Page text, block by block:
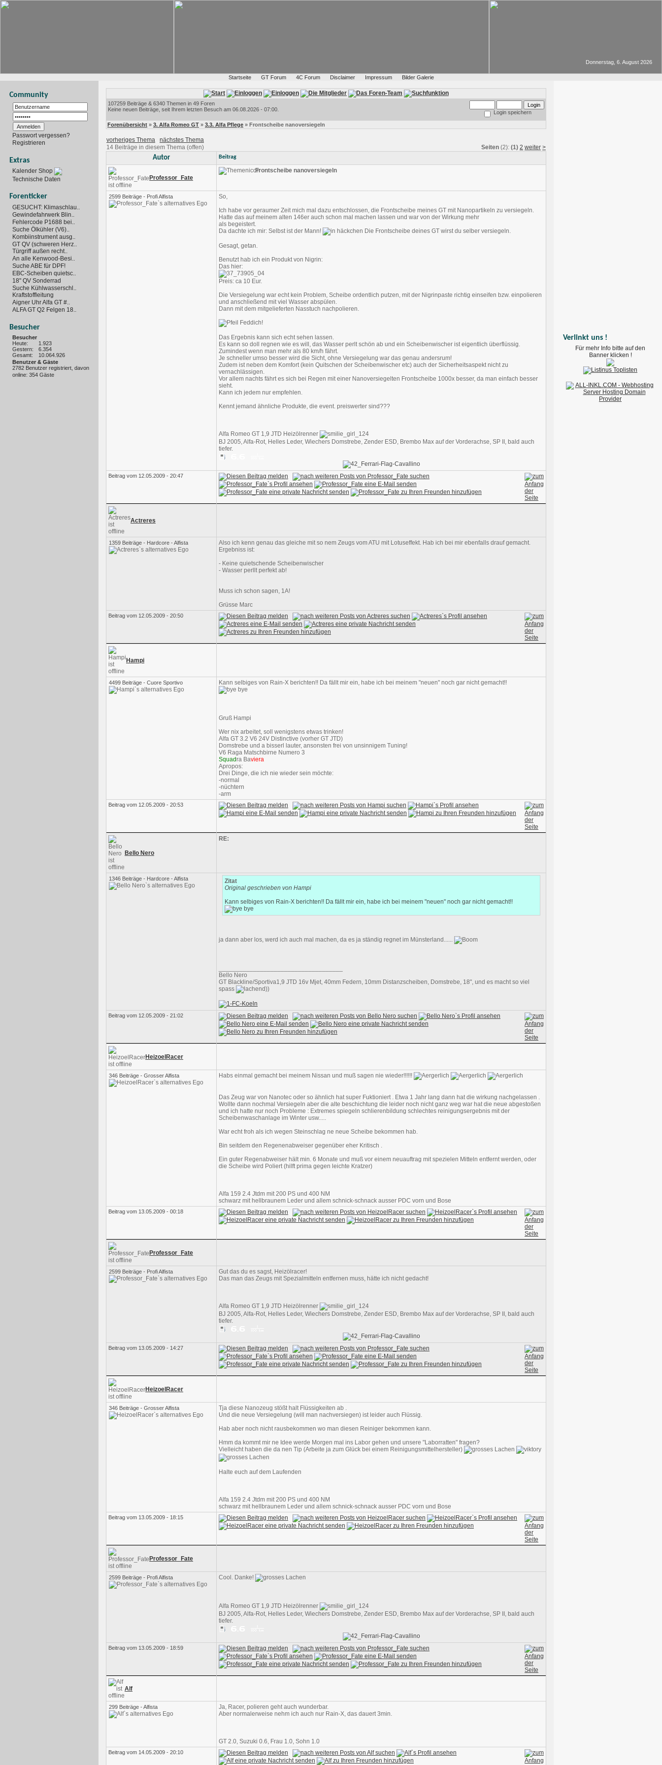
Startseite GT Forum 4C Forum Disclaimer Impressum Bilder Galerie
Donnerstag, 6. August 2026
Community
Passwort vergessen?
Registrieren
Extras
Kalender Shop
Technische Daten
Forenticker
GESUCHT: Klimaschlau..
Gewindefahrwerk Blin..
Fehlercode P1688 bei..
Suche Ölkühler (V6)..
Kombiinstrument ausg..
GT QV (schweren Herz..
Türgriff außen recht..
An alle Kenwood-Besi..
Suche ABE für DPF!
EBC-Scheiben quietsc..
18" QV Sonderrad
Suche Kühlwasserschl..
Kraftstoffleitung
Aigner Uhr Alfa GT #..
ALFA GT Q2 Felgen 18..
Besucher
Besucher
Heute:
1.923
Gestern:
6.354
Gesamt:
10.064.926
Benutzer & Gäste
2782 Benutzer registriert, davon
online: 354 Gäste
107259 Beiträge & 6340 Themen in 49 Foren
Keine neuen Beiträge, seit Ihrem letzten Besuch am 06.08.2026 - 07:00.
Login speichern
Forenübersicht » 3. Alfa Romeo GT » 3.3. Alfa Pflege » Frontscheibe nanoversiegeln
vorheriges Thema
nächstes Thema
14 Beiträge in diesem Thema (offen)
Seiten (2): (1) 2 weiter >
Autor Beitrag
Professor_Fate
Frontscheibe nanoversiegeln
2599 Beiträge - Profi Alfista
So,
Ich habe vor geraumer Zeit mich mal dazu entschlossen, die Frontscheibe meines GT mit Nanopartikeln zu versiegeln.
Hatte das auf meinem alten 146er auch schon mal machen lassen und war von der Wirkung mehr
als begeistert.
Da dachte ich mir: Selbst ist der Mann!
Die Frontscheibe deines GT wirst du selber versiegeln.
Gesagt, getan.
Benutzt hab ich ein Produkt von Nigrin:
Das hier:
Preis: ca 10 Eur.
Die Versiegelung war echt kein Problem, Scheibe ordentlich putzen, mit der Nigrinpaste richtig einseifen bzw. einpolieren
und anschließend mit viel Wasser abspülen.
Dann mit dem mitgelieferten Nasstuch nachpolieren.
Feddich!
Das Ergebnis kann sich echt sehen lassen.
Es kann so doll regnen wie es will, das Wasser perlt schön ab und ein Scheibenwischer ist eigentlich überflüssig.
Zumindest wenn man mehr als 80 km/h fährt.
Je schneller umso besser wird die Sicht, ohne Versiegelung war das genau andersrum!
Zudem ist neben dem Komfort (kein Quitschen der Scheibenwischer etc) auch der Sicherheitsaspekt nicht zu
vernachlässigen.
Vor allem nachts fährt es sich bei Regen mit einer Nanoversiegelten Frontscheibe 1000x besser, da man einfach besser
sieht.
Kann ich jedem nur empfehlen.
Kennt jemand ähnliche Produkte, die event. preiswerter sind???
Alfa Romeo GT 1,9 JTD Heizölrenner
BJ 2005, Alfa-Rot, Helles Leder, Wiechers Domstrebe, Zender ESD, Brembo Max auf der Vorderachse, SP II, bald auch
tiefer.
Beitrag vom 12.05.2009 - 20:47
Actreres
1359 Beiträge - Hardcore - Alfista
Also ich kenn genau das gleiche mit so nem Zeugs vom ATU mit Lotuseffekt. Hab ich bei mir ebenfalls drauf gemacht.
Ergebniss ist:
- Keine quietschende Scheibenwischer
- Wasser perllt perfekt ab!
Muss ich schon sagen, 1A!
Grüsse Marc
Beitrag vom 12.05.2009 - 20:50
Hampi
4499 Beiträge - Cuore Sportivo Kann selbiges von Rain-X berichten!! Da fällt mir ein, habe ich bei meinem "neuen" noch gar nicht gemacht!!
Gruß Hampi
Wer nix arbeitet, soll wenigstens etwas trinken!
Alfa GT 3.2 V6 24V Distinctive (vorher GT JTD)
Domstrebe und a bisserl lauter, ansonsten frei von unsinnigem Tuning!
V6 Raga Matschbirne Numero 3
Squadra Baviera
Apropos:
Drei Dinge, die ich nie wieder sein möchte:
-normal
-nüchtern
-arm
Beitrag vom 12.05.2009 - 20:53
Bello Nero
RE:
1346 Beiträge - Hardcore - Alfista
Zitat
Original geschrieben von Hampi
Kann selbiges von Rain-X berichten!! Da fällt mir ein, habe ich bei meinem "neuen" noch gar nicht gemacht!!
ja dann aber los, werd ich auch mal machen, da es ja ständig regnet im Münsterland......
Bello Nero
GT Blackline/Sportiva1,9 JTD 16v Mjet, 40mm Federn, 10mm Distanzscheiben, Domstrebe, 18", und es macht so viel
spass
))
Beitrag vom 12.05.2009 - 21:02
HeizoelRacer
346 Beiträge - Grosser Alfista Habs einmal gemacht bei meinem Nissan und muß sagen nie wieder!!!!!!
Das Zeug war von Nanotec oder so ähnlich hat super Fuktioniert . Etwa 1 Jahr lang dann hat die wirkung nachgelassen .
Wollte dann nochmal Versiegeln aber die alte beschichtung die leider noch nicht ganz weg war hat die neue abgestoßen
und ich hatte nur noch Probleme : Extremes spiegeln schlierenbildung schlechtes reinigungsergebnis mit der
Scheibenwaschanlage im Winter usw.....
War echt froh als ich wegen Steinschlag ne neue Scheibe bekommen hab.
Bin seitdem den Regenenabweiser gegenüber eher Kritisch .
Ein guter Regenabweiser hält min. 6 Monate und muß vor einem neuauftrag mit spezielen Mitteln entfernt werden, oder
die Scheibe wird Poliert (hilft prima gegen leichte Kratzer)
Alfa 159 2.4 Jtdm mit 200 PS und 400 NM
schwarz mit hellbraunem Leder und allem schnick-schnack ausser PDC vorn und Bose
Beitrag vom 13.05.2009 - 00:18
Professor_Fate
2599 Beiträge - Profi Alfista
Gut das du es sagst, Heizölracer!
Das man das Zeugs mit Spezialmitteln entfernen muss, hätte ich nicht gedacht!
Alfa Romeo GT 1,9 JTD Heizölrenner
BJ 2005, Alfa-Rot, Helles Leder, Wiechers Domstrebe, Zender ESD, Brembo Max auf der Vorderachse, SP II, bald auch
tiefer.
Beitrag vom 13.05.2009 - 14:27
HeizoelRacer
346 Beiträge - Grosser Alfista
Tja diese Nanozeug stößt halt Flüssigkeiten ab .
Und die neue Versiegelung (will man nachversiegen) ist leider auch Flüssig.
Hab aber noch nicht rausbekommen wo man diesen Reiniger bekommen kann.
Hmm da kommt mir ne Idee werde Morgen mal ins Labor gehen und unsere "Laborratten" fragen?
Vielleicht haben die da nen Tip (Arbeite ja zum Glück bei einem Reinigungsmittelhersteller)
Halte euch auf dem Laufenden
Alfa 159 2.4 Jtdm mit 200 PS und 400 NM
schwarz mit hellbraunem Leder und allem schnick-schnack ausser PDC vorn und Bose
Beitrag vom 13.05.2009 - 18:15
Professor_Fate
2599 Beiträge - Profi Alfista Cool. Danke!
Alfa Romeo GT 1,9 JTD Heizölrenner
BJ 2005, Alfa-Rot, Helles Leder, Wiechers Domstrebe, Zender ESD, Brembo Max auf der Vorderachse, SP II, bald auch
tiefer.
Beitrag vom 13.05.2009 - 18:59
Alf
299 Beiträge - Alfista
Ja, Racer, polieren geht auch wunderbar.
Aber normalerweise nehm ich auch nur Rain-X, das dauert 3min.
GT 2.0, Suzuki 0.6, Frau 1.0, Sohn 1.0
Beitrag vom 14.05.2009 - 20:10
Verlinkt uns !
Für mehr Info bitte auf den
Banner klicken !